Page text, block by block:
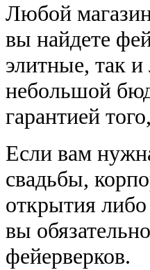
Любой
вы найдете
элитные, так
небольшой
гарантией
Если вам
свадьбы,
открытия
вы
фейерверков.